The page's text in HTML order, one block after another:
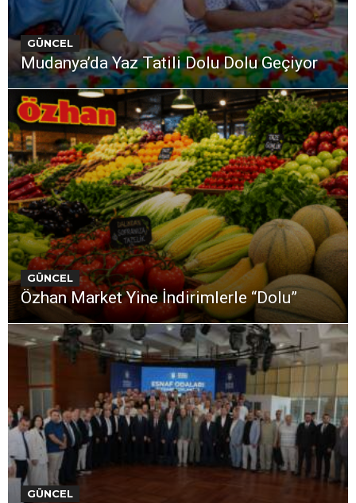
GÜNCEL
Mudanya’da Yaz Tatili Dolu Dolu Geçiyor
GÜNCEL
Özhan Market Yine İndirimlerle “Dolu”
GÜNCEL